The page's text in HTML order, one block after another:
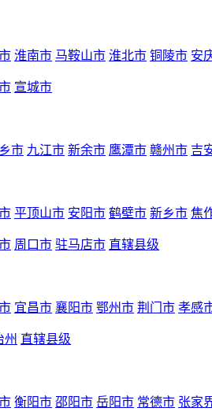
淮南市 马鞍山市 淮北市 铜陵市 安
宣城市
市 九江市 新余市 鹰潭市 赣州市 吉
平顶山市 安阳市 鹤壁市 新乡市 焦
周口市 驻马店市 直辖县级
宜昌市 襄阳市 鄂州市 荆门市 孝感
州 直辖县级
衡阳市 邵阳市 岳阳市 常德市 张家